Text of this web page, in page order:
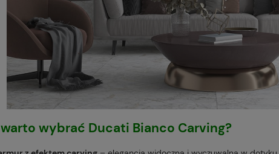
wybrać Ducati Bianco Carving?